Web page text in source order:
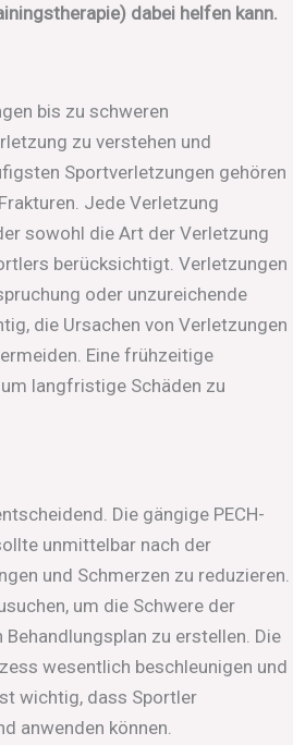
dabei helfen kann.
bis zu schweren
zu verstehen und
Sportverletzungen gehören
Jede Verletzung
sowohl die Art der Verletzung
berücksichtigt. Verletzungen
oder unzureichende
die Ursachen von Verletzungen
Eine frühzeitige
langfristige Schäden zu
Die gängige PECH-
unmittelbar nach der
und Schmerzen zu reduzieren.
um die Schwere der
zu erstellen. Die
wesentlich beschleunigen und
wichtig, dass Sportler
anwenden können.